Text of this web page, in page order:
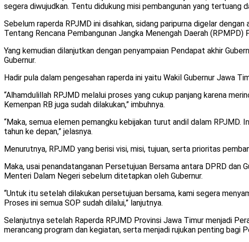
segera diwujudkan. Tentu didukung misi pembangunan yang tertuang
Sebelum raperda RPJMD ini disahkan, sidang paripurna digelar
Tentang Rencana Pembangunan Jangka Menengah Daerah
Yang kemudian dilanjutkan dengan penyampaian Pendapat akhir
Gubernur.
Hadir pula dalam pengesahan raperda ini yaitu Wakil Gubernur Jawa
“Alhamdulillah RPJMD melalui proses yang cukup panjang karena
Kemenpan RB juga sudah dilakukan,” imbuhnya.
“Maka, semua elemen pemangku kebijakan turut andil dalam
tahun ke depan,” jelasnya.
Menurutnya, RPJMD yang berisi visi, misi, tujuan, serta prioritas
Maka, usai penandatanganan Persetujuan Bersama antara DPRD
Menteri Dalam Negeri sebelum ditetapkan oleh Gubernur.
“Untuk itu setelah dilakukan persetujuan bersama, kami segera
Proses ini semua SOP sudah dilalui,” lanjutnya.
Selanjutnya setelah Raperda RPJMD Provinsi Jawa Timur menjadi
merancang program dan kegiatan, serta menjadi rujukan penting